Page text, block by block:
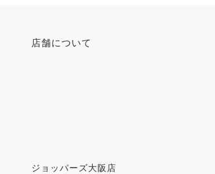
店舗について
ジョッパーズ大阪店